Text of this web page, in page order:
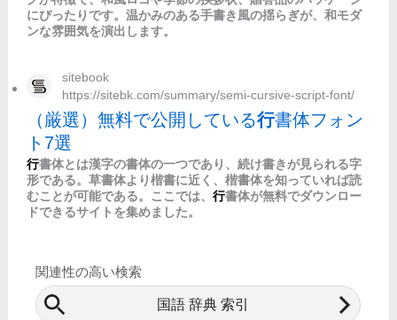
にぴったりです。温かみのある手書き風の揺らぎが、和モダ
ンな雰囲気を演出します。
sitebook
https://sitebk.com/summary/semi-cursive-script-font/
（厳選）無料で公開している行書体フォン
ト7選
行書体とは漢字の書体の一つであり、続け書きが見られる字
形である。草書体より楷書に近く、楷書体を知っていれば読
むことが可能である。ここでは、行書体が無料でダウンロー
ドできるサイトを集めました。